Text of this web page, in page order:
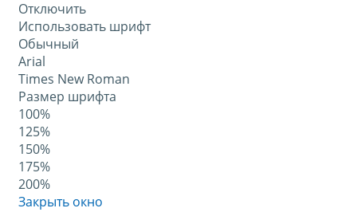
Отключить
Использовать шрифт
Обычный
Arial
Times New Roman
Размер шрифта
100%
125%
150%
175%
200%
Закрыть окно